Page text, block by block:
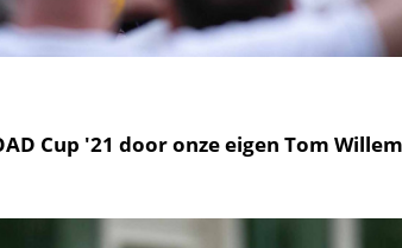
Cup '21 door onze eigen Tom